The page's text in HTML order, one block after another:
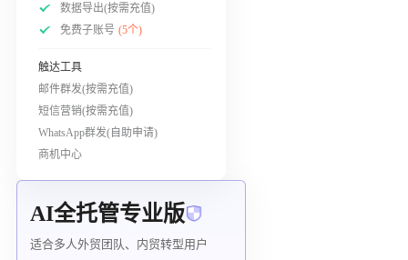
数据导出(按需充值)
免费子账号 (5个)
触达工具
邮件群发(按需充值)
短信营销(按需充值)
WhatsApp群发(自助申请)
商机中心
AI全托管专业版
适合多人外贸团队、内贸转型用户